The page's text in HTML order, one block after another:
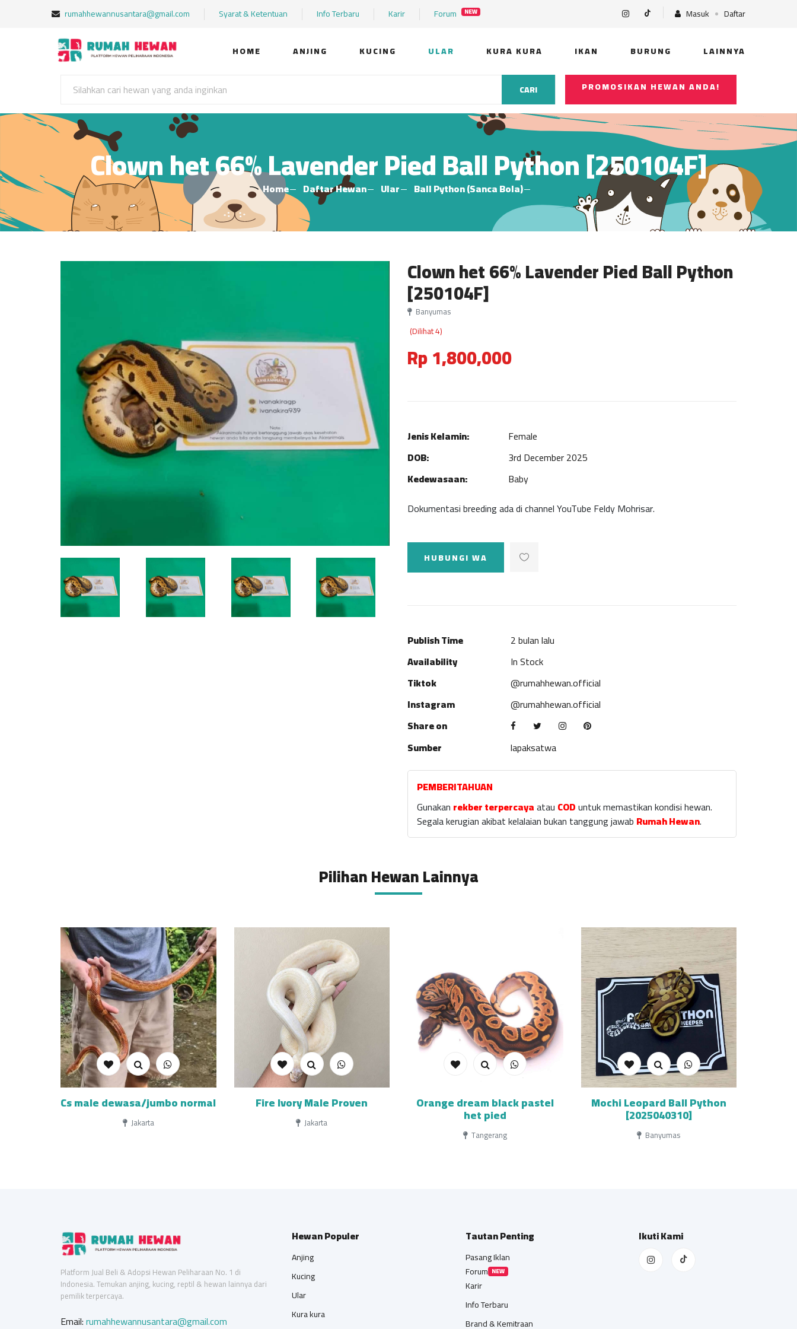
rumahhewannusantara@gmail.com Syarat & Ketentuan Info Terbaru Karir Forum NEW Masuk Daftar
HOME ANJING KUCING ULAR KURA KURA IKAN BURUNG LAINNYA
CARI PROMOSIKAN HEWAN ANDA!
Clown het 66% Lavender Pied Ball Python [250104F]
Home Daftar Hewan Ular Ball Python (Sanca Bola)
Clown het 66% Lavender Pied Ball Python
[250104F]
Banyumas
(Dilihat 4)
Rp 1,800,000
Jenis Kelamin:
Female
DOB:
3rd December 2025
Kedewasaan:
Baby
Dokumentasi breeding ada di channel YouTube Feldy Mohrisar.
HUBUNGI WA
Publish Time
2 bulan lalu
Availability
In Stock
Tiktok
@rumahhewan.official
Instagram
@rumahhewan.official
Share on
Sumber
lapaksatwa
PEMBERITAHUAN
Gunakan rekber terpercayaatau CODuntuk memastikan kondisi hewan.
Segala kerugian akibat kelalaian bukan tanggung jawab Rumah Hewan.
Pilihan Hewan Lainnya
Cs male dewasa/jumbo normal
Jakarta
Fire Ivory Male Proven
Jakarta
Orange dream black pastel
het pied
Tangerang
Mochi Leopard Ball Python
[2025040310]
Banyumas
Platform Jual Beli & Adopsi Hewan Peliharaan No. 1 di
Indonesia. Temukan anjing, kucing, reptil & hewan lainnya dari
pemilik terpercaya.
Email:rumahhewannusantara@gmail.com
Hewan Populer
Anjing
Kucing
Ular
Kura kura
Tautan Penting
Pasang Iklan
Forum NEW
Karir
Info Terbaru
Brand & Kemitraan
Ikuti Kami